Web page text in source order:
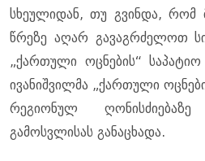
სხეულიდან, თუ გვინდა, რომ
წრეზე აღარ გავაგრძელოთ
„ქართული ოცნების“
ივანიშვილმა „ქართული
რეგიონულ
გამოსვლისას განაცხადა.